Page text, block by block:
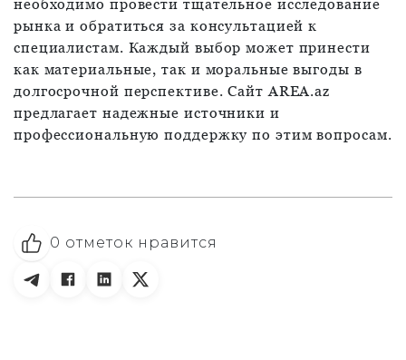
необходимо провести тщательное исследование
рынка и обратиться за консультацией к
специалистам. Каждый выбор может принести
как материальные, так и моральные выгоды в
долгосрочной перспективе. Сайт AREA.az
предлагает надежные источники и
профессиональную поддержку по этим вопросам.
0 отметок нравится